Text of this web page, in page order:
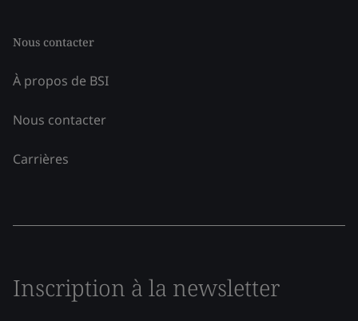
Nous contacter
À propos de BSI
Nous contacter
Carrières
Inscription à la newsletter